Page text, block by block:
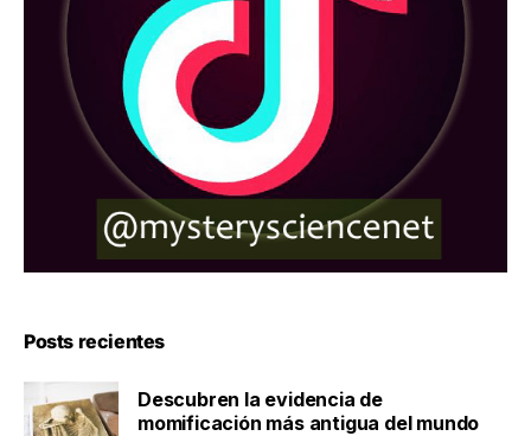
Posts recientes
Descubren la evidencia de
momificación más antigua del mundo